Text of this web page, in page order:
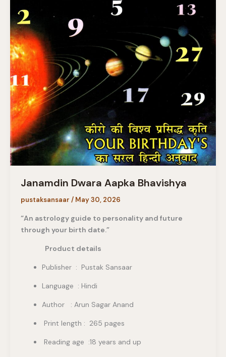
Janamdin Dwara Aapka Bhavishya
pustaksansaar / May 30, 2026
“An astrology guide to personality and future
through your birth date.”
Product details
Publisher ‏ : ‎ Pustak Sansaar
Language : Hindi
Author : Arun Sagar Anand
Print length : 265 pages
Reading age :18 years and up